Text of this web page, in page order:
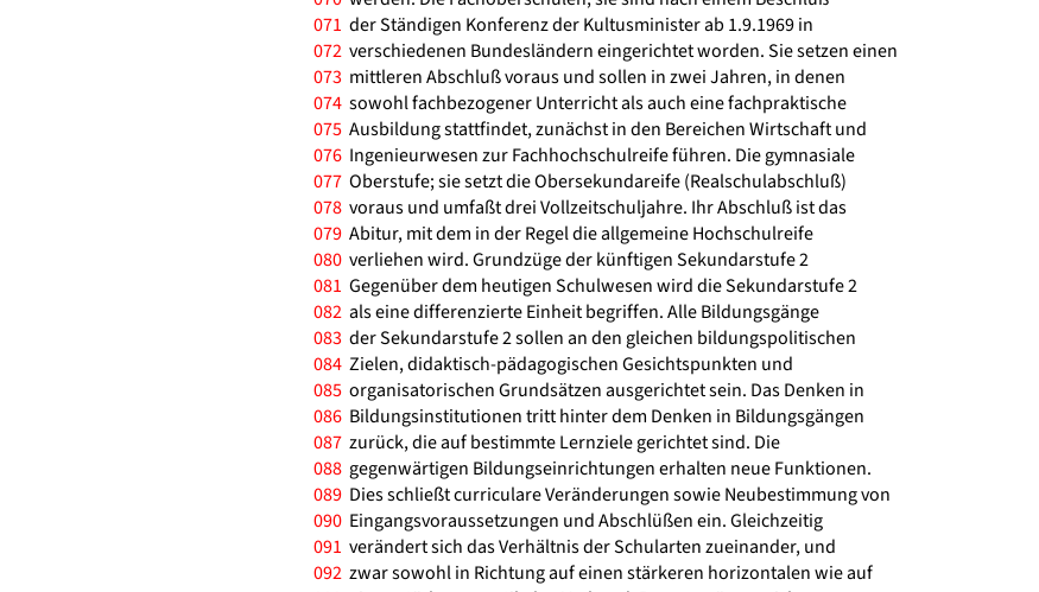
071 der Ständigen Konferenz der Kultusminister ab 1.9.1969 in
072 verschiedenen Bundesländern eingerichtet worden. Sie setzen einen
073 mittleren Abschluß voraus und sollen in zwei Jahren, in denen
074 sowohl fachbezogener Unterricht als auch eine fachpraktische
075 Ausbildung stattfindet, zunächst in den Bereichen Wirtschaft und
076 Ingenieurwesen zur Fachhochschulreife führen. Die gymnasiale
077 Oberstufe; sie setzt die Obersekundareife (Realschulabschluß)
078 voraus und umfaßt drei Vollzeitschuljahre. Ihr Abschluß ist das
079 Abitur, mit dem in der Regel die allgemeine Hochschulreife
080 verliehen wird. Grundzüge der künftigen Sekundarstufe 2
081 Gegenüber dem heutigen Schulwesen wird die Sekundarstufe 2
082 als eine differenzierte Einheit begriffen. Alle Bildungsgänge
083 der Sekundarstufe 2 sollen an den gleichen bildungspolitischen
084 Zielen, didaktisch-pädagogischen Gesichtspunkten und
085 organisatorischen Grundsätzen ausgerichtet sein. Das Denken in
086 Bildungsinstitutionen tritt hinter dem Denken in Bildungsgängen
087 zurück, die auf bestimmte Lernziele gerichtet sind. Die
088 gegenwärtigen Bildungseinrichtungen erhalten neue Funktionen.
089 Dies schließt curriculare Veränderungen sowie Neubestimmung von
090 Eingangsvoraussetzungen und Abschlüßen ein. Gleichzeitig
091 verändert sich das Verhältnis der Schularten zueinander, und
092 zwar sowohl in Richtung auf einen stärkeren horizontalen wie auf